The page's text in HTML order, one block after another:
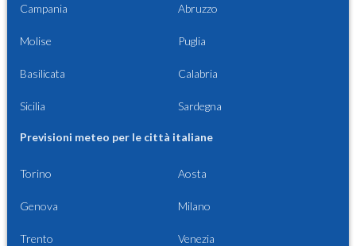
Campania Abruzzo
Molise Puglia
Basilicata Calabria
Sicilia Sardegna
Previsioni meteo per le città italiane
Torino Aosta
Genova Milano
Trento Venezia